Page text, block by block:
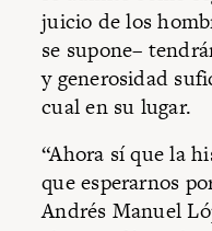
juicio de los
se supone–
y generosidad
cual en su lugar.
“Ahora sí que la
que esperarnos
Andrés Manuel